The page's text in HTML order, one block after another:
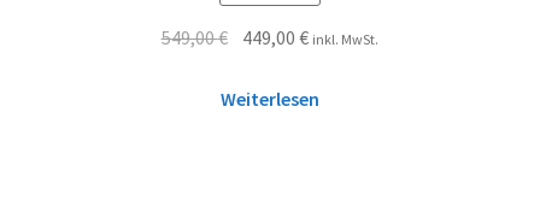
549,00€ 449,00€ inkl. MwSt.
Weiterlesen